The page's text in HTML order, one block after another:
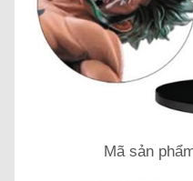
Mã sản